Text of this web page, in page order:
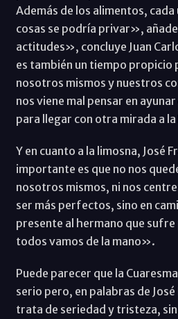
Además de los alimentos, cada
cosas se podría privar»,
actitudes», concluye Juan
es también un tiempo propicio
nosotros mismos y nuestros
nos viene mal pensar en
para llegar con otra mirada a
Y en cuanto a la limosna, José
importante es que no nos
nosotros mismos, ni nos
ser más perfectos, sino en
presente al hermano que sufre
todos vamos de la mano».
Puede parecer que la
serio pero, en palabras de
trata de seriedad y tristeza,